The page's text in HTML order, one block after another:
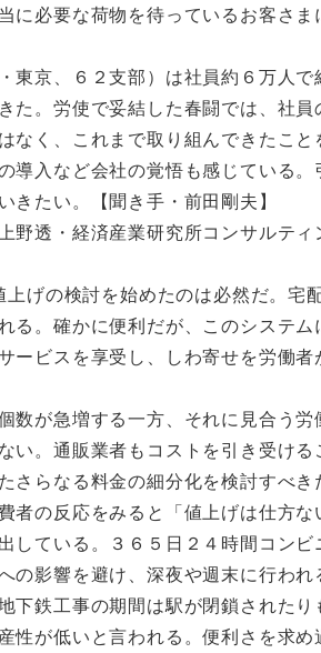
に必要な荷物を待っているお客さ
京、６２支部）は社員約６万人
た。労使で妥結した春闘では、社
なく、これまで取り組んできたこ
導入など会社の覚悟も感じている
たい。【聞き手・前田剛夫】
野透・経済産業研究所コンサルティ
げの検討を始めたのは必然だ。宅
る。確かに便利だが、このシステ
ービスを享受し、しわ寄せを労働
が急増する一方、それに見合う
い。通販業者もコストを引き受け
さらなる料金の細分化を検討すべ
者の反応をみると「値上げは仕方な
ている。３６５日２４時間コン
の影響を避け、深夜や週末に行わ
鉄工事の期間は駅が閉鎖されたり
が低いと言われる。便利さを求